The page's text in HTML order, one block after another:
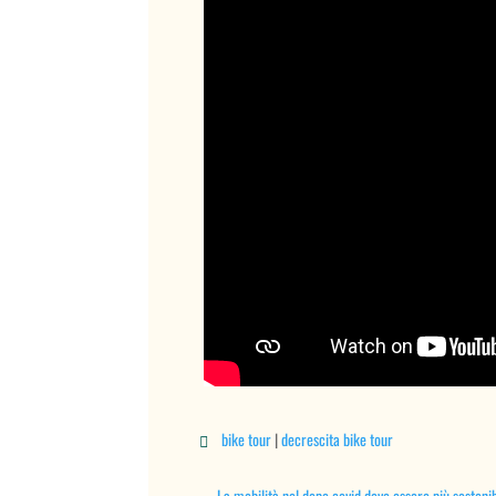
 bike tour|decrescita bike tour